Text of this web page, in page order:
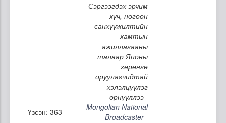
Сэргээгдэх эрчим
хүч, ногоон
санхүүжилтийн
хамтын
ажиллагааны
талаар Японы
хөрөнгө
оруулагчидтай
хэлэлцүүлэг
өрнүүллээ
Үзсэн: 363
Mongolian National
Broadcaster